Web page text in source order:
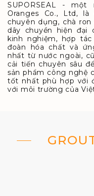
SUPORSEAL -
Oranges Co., Ltd,
chuyên dụng, chà
dây chuyền hiện đại
kinh nghiệm, hợp
đoàn hóa chất và
nhất từ nước ngoài,
cải tiến chuyên sâu
sản phẩm công nghệ
tốt nhất phù hợp với
với môi trường của